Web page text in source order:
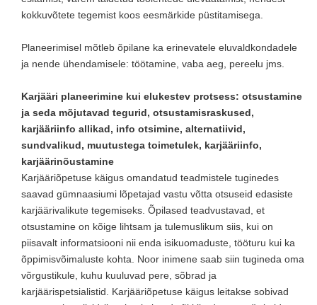
kokkuvõtete tegemist koos eesmärkide püstitamisega.
Planeerimisel mõtleb õpilane ka erinevatele eluvaldkondadele
ja nende ühendamisele: töötamine, vaba aeg, pereelu jms.
Karjääri planeerimine kui elukestev protsess: otsustamine
ja seda mõjutavad tegurid, otsustamisraskused,
karjääriinfo allikad, info otsimine, alternatiivid,
sundvalikud, muutustega toimetulek, karjääriinfo,
karjäärinõustamine
Karjääriõpetuse käigus omandatud teadmistele tuginedes
saavad gümnaasiumi lõpetajad vastu võtta otsuseid edasiste
karjäärivalikute tegemiseks. Õpilased teadvustavad, et
otsustamine on kõige lihtsam ja tulemuslikum siis, kui on
piisavalt informatsiooni nii enda isikuomaduste, tööturu kui ka
õppimisvõimaluste kohta. Noor inimene saab siin tugineda oma
võrgustikule, kuhu kuuluvad pere, sõbrad ja
karjäärispetsialistid. Karjääriõpetuse käigus leitakse sobivad